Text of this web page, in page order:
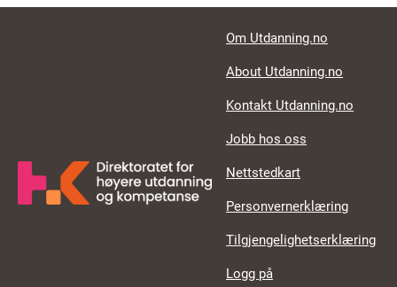
Footer links
Om Utdanning.no
About Utdanning.no
Kontakt Utdanning.no
Jobb hos oss
Nettstedkart
Personvernerklæring
Tilgjengelighetserklæring
Logg på